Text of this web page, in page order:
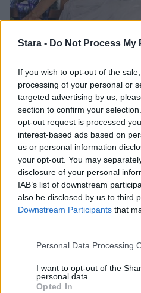
Stara - Do Not Process
If you wish to opt-out of the
processing of your personal or
targeted advertising by us,
section to confirm your
opt-out request is processed
interest-based ads based on
us or personal information
your opt-out. You may
disclosure of your personal
IAB’s list of downstream
also be disclosed by us to third
Downstream Participants that
Personal Data Processing
I want to opt-out of the
personal data.
Opted In
Viihdeuutiset
16.7.2012, 18:10
Suomalainen
villitsee
kuumat kuvat
Suomalaisen